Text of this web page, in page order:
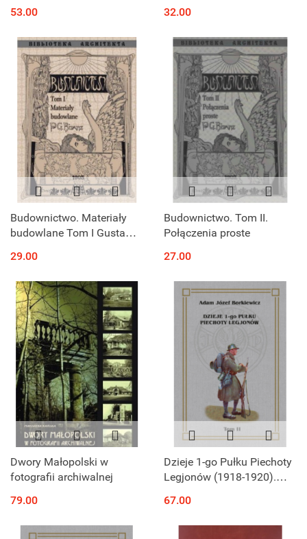
53.00
32.00
Budownictwo. Materiały
budowlane Tom I Gustaw
29.00
Budownictwo. Tom II.
Połączenia proste
27.00
Dwory Małopolski w
fotografii archiwalnej
79.00
Dzieje 1-go Pułku Piechoty
Legjonów (1918-1920).
67.00